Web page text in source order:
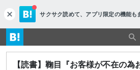
c
l
o
s
e
サクサク読めて、 アプリ限定の機能も
【読書】鞠目『お客様が不在の為